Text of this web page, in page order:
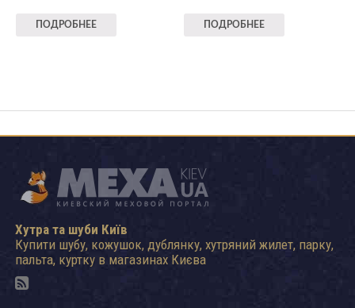
ПОДРОБНЕЕ ПОДРОБНЕЕ
Хутра та шуби Київ
Купити шубу, кожушок, дублянку, хутряний жилет, парку,
пальта, куртку в магазинах Києва